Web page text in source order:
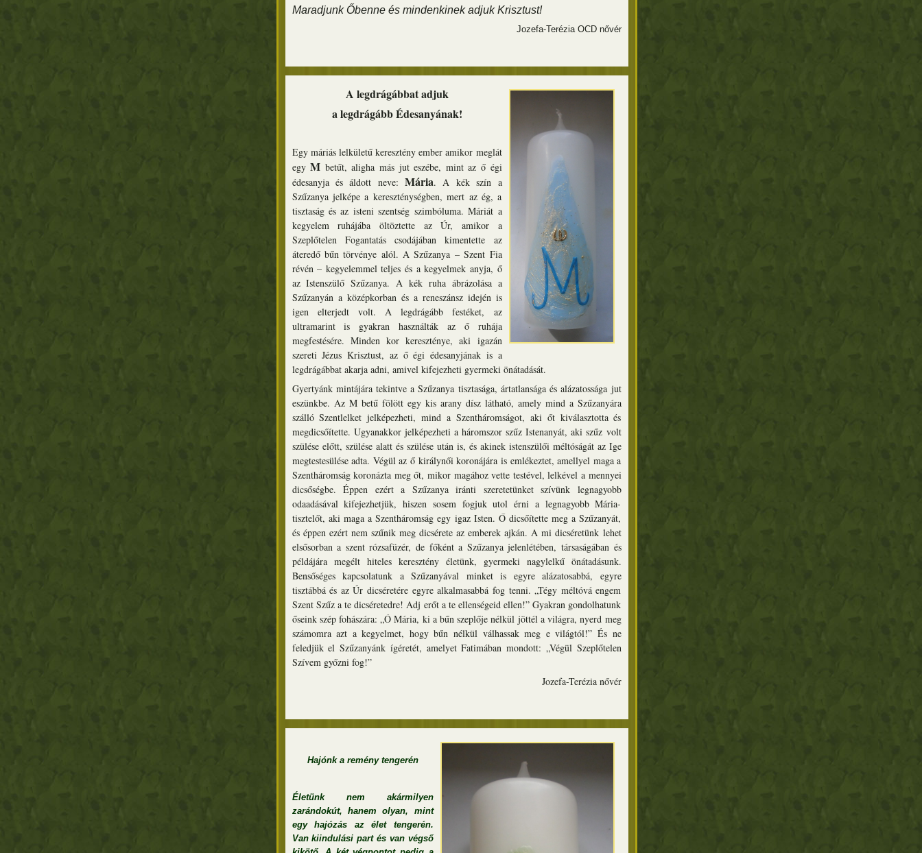
Maradjunk Őbenne és mindenkinek adjuk Krisztust!
Jozefa-Terézia OCD nővér
A legdrágábbat adjuk
a legdrágább Édesanyának!
Egy máriás lelkületű keresztény ember amikor meglát
egyM betűt, aligha más jut eszébe, mint az ő égi
édesanyja és áldott neve: Mária. A kék szín a
Szűzanya jelképe a kereszténységben, mert az ég, a
tisztaság és az isteni szentség szimbóluma. Máriát a
kegyelem ruhájába öltöztette az Úr, amikor a
Szeplőtelen Fogantatás csodájában kimentette az
áteredő bűn törvénye alól. A Szűzanya – Szent Fia
révén – kegyelemmel teljes és a kegyelmek anyja, ő
az Istenszülő Szűzanya. A kék ruha ábrázolása a
Szűzanyán a középkorban és a reneszánsz idején is
igen elterjedt volt. A legdrágább festéket, az
ultramarint is gyakran használták az ő ruhája
megfestésére. Minden kor kereszténye, aki igazán
szereti Jézus Krisztust, az ő égi édesanyjának is a
legdrágábbat akarja adni, amivel kifejezheti gyermeki önátadását.
Gyertyánk mintájára tekintve a Szűzanya tisztasága, ártatlansága és alázatossága jut
eszünkbe. Az M betű fölött egy kis arany dísz látható, amely mind a Szűzanyára
szálló Szentlelket jelképezheti, mind a Szentháromságot, aki őt kiválasztotta és
megdicsőítette. Ugyanakkor jelképezheti a háromszor szűz Istenanyát, aki szűz volt
szülése előtt, szülése alatt és szülése után is, és akinek istenszülői méltóságát az Ige
megtestesülése adta. Végül az ő királynői koronájára is emlékeztet, amellyel maga a
Szentháromság koronázta meg őt, mikor magához vette testével, lelkével a mennyei
dicsőségbe. Éppen ezért a Szűzanya iránti szeretetünket szívünk legnagyobb
odaadásával kifejezhetjük, hiszen sosem fogjuk utol érni a legnagyobb Mária-
tisztelőt, aki maga a Szentháromság egy igaz Isten. Ő dicsőítette meg a Szűzanyát,
és éppen ezért nem szűnik meg dicsérete az emberek ajkán. A mi dicséretünk lehet
elsősorban a szent rózsafüzér, de főként a Szűzanya jelenlétében, társaságában és
példájára megélt hiteles keresztény életünk, gyermeki nagylelkű önátadásunk.
Bensőséges kapcsolatunk a Szűzanyával minket is egyre alázatosabbá, egyre
tisztábbá és az Úr dicséretére egyre alkalmasabbá fog tenni. „Tégy méltóvá engem
Szent Szűz a te dicséretedre! Adj erőt a te ellenségeid ellen!” Gyakran gondolhatunk
őseink szép fohászára: „Ó Mária, ki a bűn szeplője nélkül jöttél a világra, nyerd meg
számomra azt a kegyelmet, hogy bűn nélkül válhassak meg e világtól!” És ne
feledjük el Szűzanyánk ígéretét, amelyet Fatimában mondott: „Végül Szeplőtelen
Szívem győzni fog!”
Jozefa-Terézia nővér
Hajónk a remény tengerén
Életünk nem akármilyen
zarándokút, hanem olyan, mint
egy hajózás az élet tengerén.
Van kiindulási part és van végső